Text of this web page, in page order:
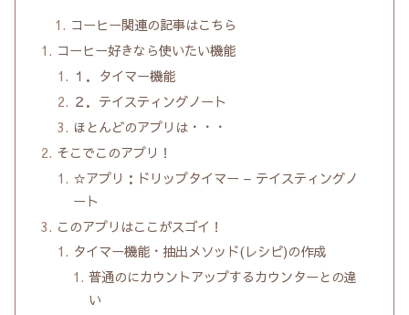
コーヒー関連の記事はこちら
コーヒー好きなら使いたい機能
１．タイマー機能
２．テイスティングノート
ほとんどのアプリは・・・
そこでこのアプリ！
☆アプリ：ドリップタイマー – テイスティングノ
ート
このアプリはここがスゴイ！
タイマー機能・抽出メソッド(レシピ)の作成
普通のにカウントアップするカウンターとの違
い